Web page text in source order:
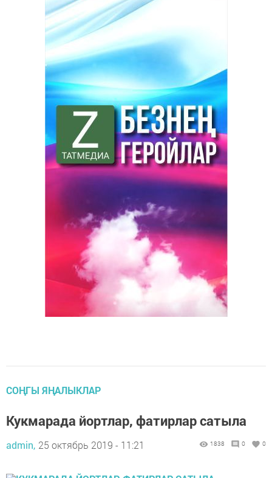
СОҢГЫ ЯҢАЛЫКЛАР
Кукмарада йортлар, фатирлар сатыла
admin, 25 октябрь 2019 - 11:21 1838 0 0